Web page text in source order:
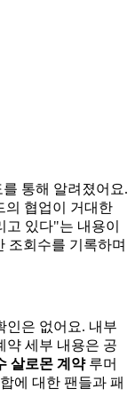
통해 알려졌어요.
의 협업이 거대한
있다"는 내용이
조회수를 기록하며
인은 없어요. 내부
약 세부 내용은 공
살로몬 계약루머
에 대한 팬들과 패